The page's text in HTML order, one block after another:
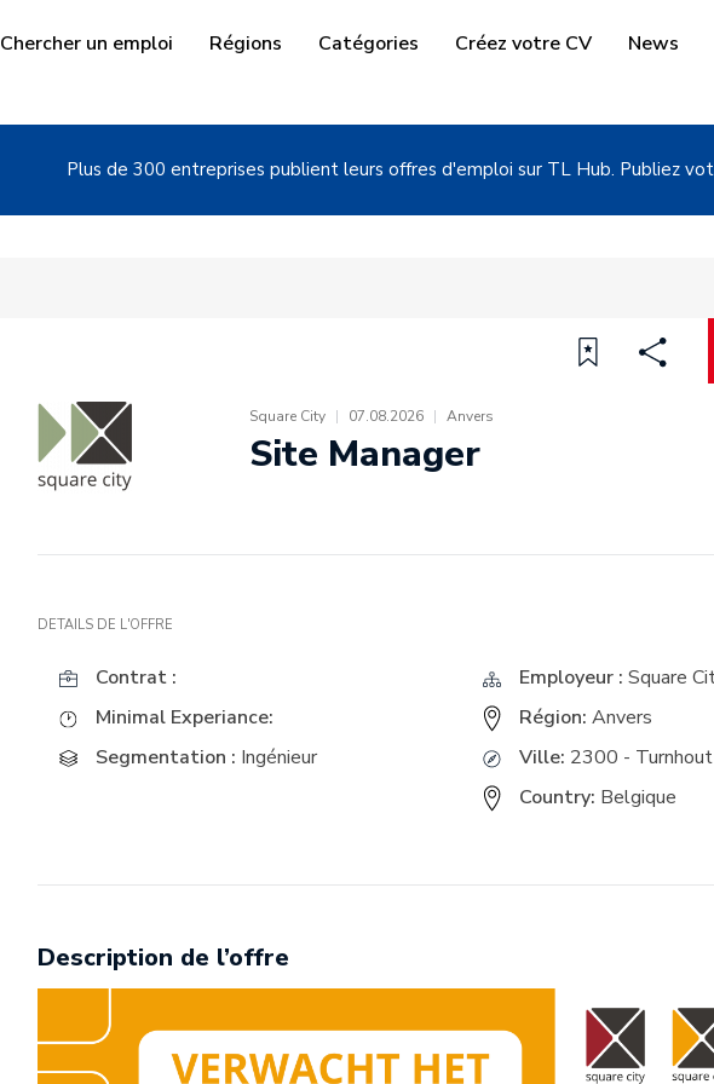
Chercher un emploi Régions Catégories Créez votre CV News
Plus de 300 entreprises publient leurs offres d'emploi sur TL Hub. Publiez
Square City | 07.08.2026 | Anvers
Site Manager
DETAILS DE L'OFFRE
Contrat :
Minimal Experiance:
Segmentation : Ingénieur
Employeur : Square
Région: Anvers
Ville: 2300 - Turnhout
Country: Belgique
Description de l’offre